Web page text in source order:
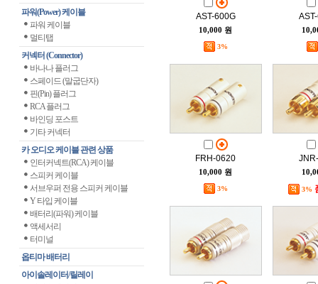
파워(Power) 케이블
파워 케이블
멀티탭
커넥터 (Connector)
바나나 플러그
스페이드 (말굽단자)
핀(Pin) 플러그
RCA 플러그
바인딩 포스트
기타 커넥터
카 오디오 케이블 관련 상품
인터커넥트(RCA) 케이블
스피커 케이블
서브우퍼 전용 스피커 케이블
Y 타입 케이블
배터리(파워) 케이블
액세서리
터미널
옵티마 배터리
아이솔레이터/릴레이
AST-600G
10,000 원
3%
FRH-0620
10,000 원
3% 3%